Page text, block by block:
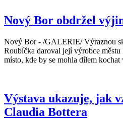
Nový Bor obdržel
Nový Bor - /GALERIE/ Výraznou
Roubíčka daroval její výrobce
místo, kde by se mohla dílem kochat
Výstava ukazuje, jak
Claudia Bottera